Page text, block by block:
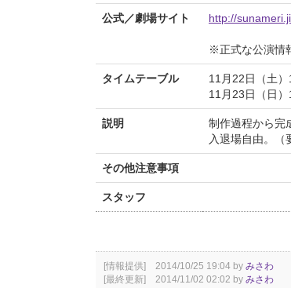
公式／劇場サイト http://
※正式な公演情
タイムテーブル
11月22日（土
11月23日（日
説明
制作過程から完
入退場自由。（
その他注意事項
スタッフ
[情報提供] 2014/10/25 19:04 by みさわ
[最終更新] 2014/11/02 02:02 by みさわ